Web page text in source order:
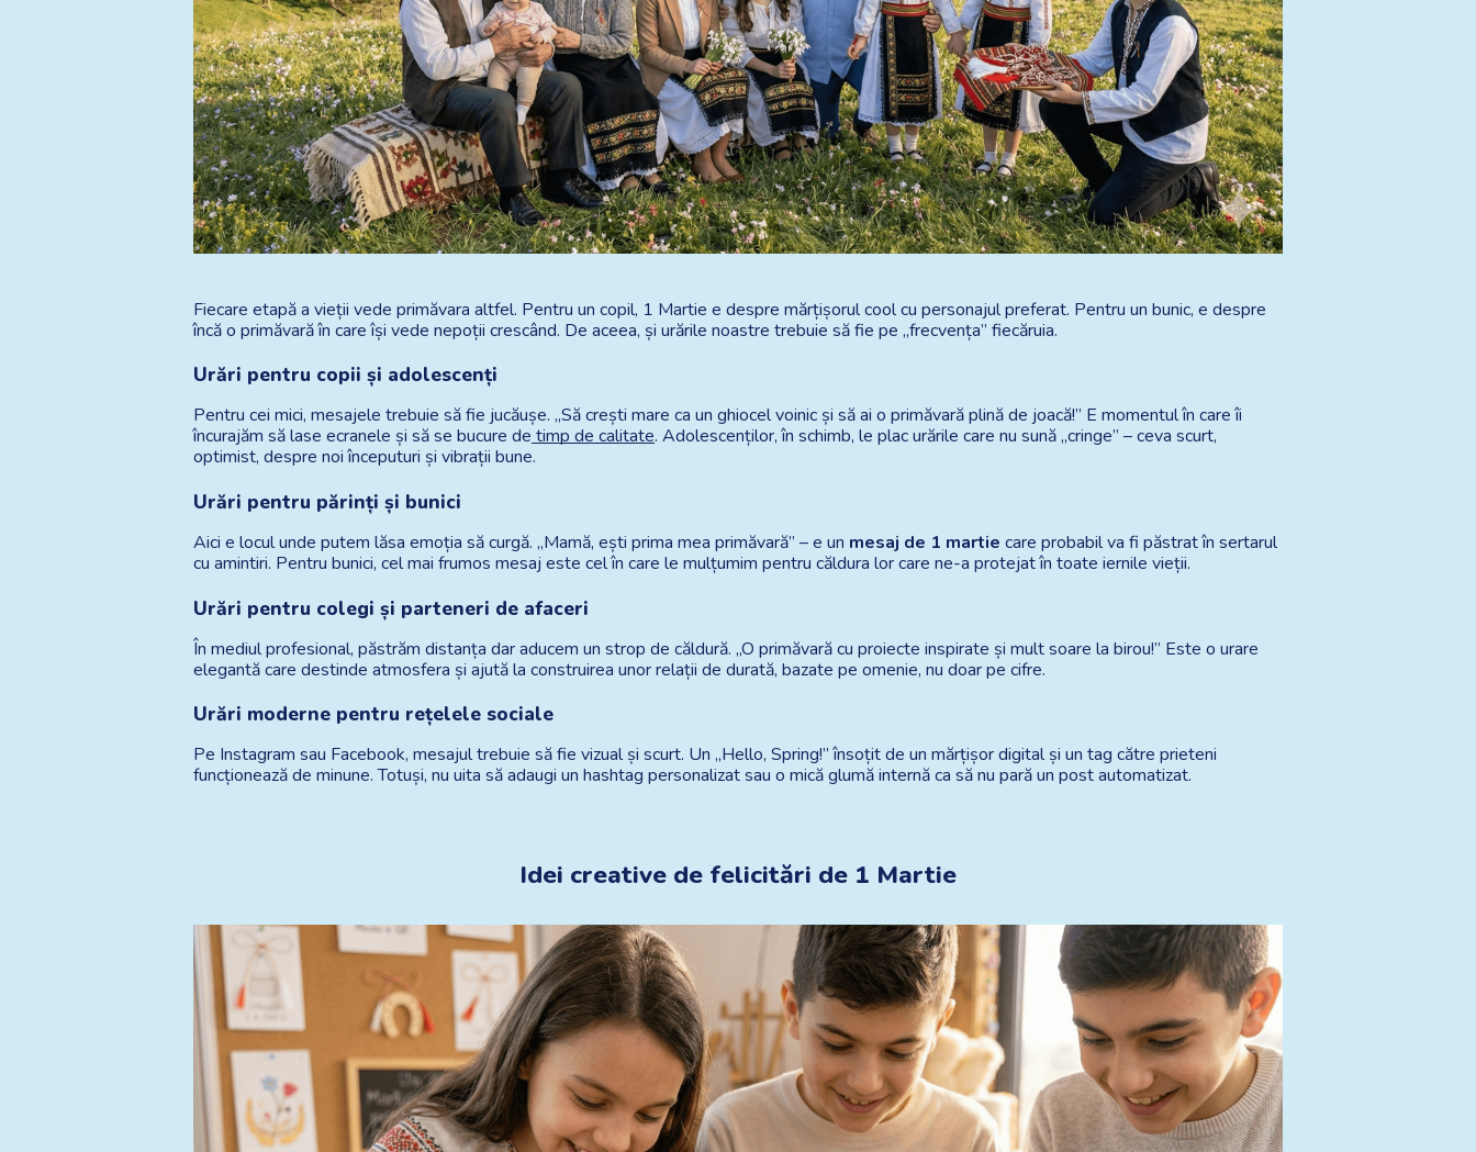
Fiecare etapă a vieții vede primăvara altfel. Pentru un copil, 1 Martie e despre mărțișorul cool cu personajul preferat. Pentru un bunic, e despre
încă o primăvară în care își vede nepoții crescând. De aceea, și urările noastre trebuie să fie pe „frecvența” fiecăruia.
Urări pentru copii și adolescenți
Pentru cei mici, mesajele trebuie să fie jucăușe. „Să crești mare ca un ghiocel voinic și să ai o primăvară plină de joacă!” E momentul în care îi
încurajăm să lase ecranele și să se bucure de timp de calitate. Adolescenților, în schimb, le plac urările care nu sună „cringe” – ceva scurt,
optimist, despre noi începuturi și vibrații bune.
Urări pentru părinți și bunici
Aici e locul unde putem lăsa emoția să curgă. „Mamă, ești prima mea primăvară” – e un mesaj de 1 martie care probabil va fi păstrat în sertarul
cu amintiri. Pentru bunici, cel mai frumos mesaj este cel în care le mulțumim pentru căldura lor care ne-a protejat în toate iernile vieții.
Urări pentru colegi și parteneri de afaceri
În mediul profesional, păstrăm distanța dar aducem un strop de căldură. „O primăvară cu proiecte inspirate și mult soare la birou!” Este o urare
elegantă care destinde atmosfera și ajută la construirea unor relații de durată, bazate pe omenie, nu doar pe cifre.
Urări moderne pentru rețelele sociale
Pe Instagram sau Facebook, mesajul trebuie să fie vizual și scurt. Un „Hello, Spring!” însoțit de un mărțișor digital și un tag către prieteni
funcționează de minune. Totuși, nu uita să adaugi un hashtag personalizat sau o mică glumă internă ca să nu pară un post automatizat.
Idei creative de felicitări de 1 Martie